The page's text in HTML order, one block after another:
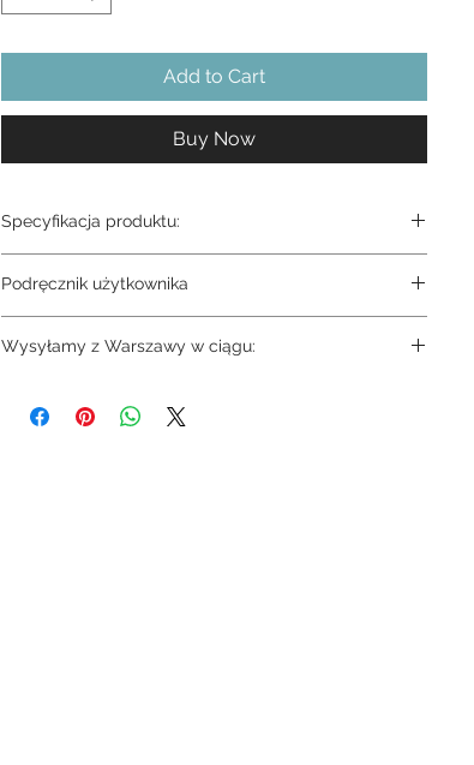
Add to Cart
Buy Now
Specyfikacja produktu:
Podręcznik użytkownika
Wysyłamy z Warszawy w ciągu: